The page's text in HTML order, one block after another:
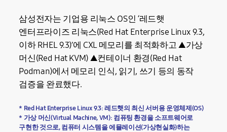
삼성전자는 기업용 리눅스 OS인 ‘레드햇
엔터프라이즈 리눅스(Red Hat Enterprise Linux 9.3,
이하 RHEL 9.3)’에 CXL 메모리를 최적화하고 ▲가상
머신(Red Hat KVM) ▲컨테이너 환경(Red Hat
Podman)에서 메모리 인식, 읽기, 쓰기 등의 동작
검증을 완료했다.
* Red Hat Enterprise Linux 9.3: 레드햇의 최신 서버용 운영체제(OS)
* 가상 머신(Virtual Machine, VM): 컴퓨팅 환경을 소프트웨어로
구현한 것으로, 컴퓨터 시스템을 에뮬레이션(가상현실화)하는